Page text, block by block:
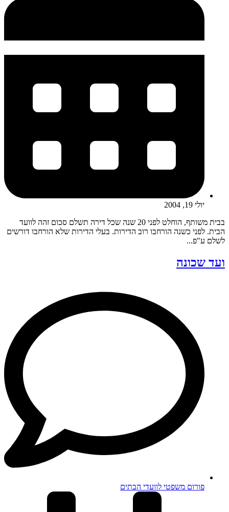
יולי 19, 2004
בבית משותף, הוחלט לפני 20 שנה שכל דירה תשלם סכום זהה לוועד
הבית. לפני כשנה הורחבו רוב הדירות. בעלי הדירות שלא הורחבו דורשים
לשלם ע"פ...
ועד שכונה
פורום משפטי לוועדי הבתים